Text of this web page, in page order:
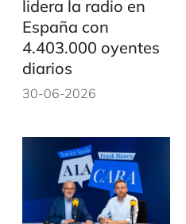
lidera la radio en
España con
4.403.000 oyentes
diarios
30-06-2026